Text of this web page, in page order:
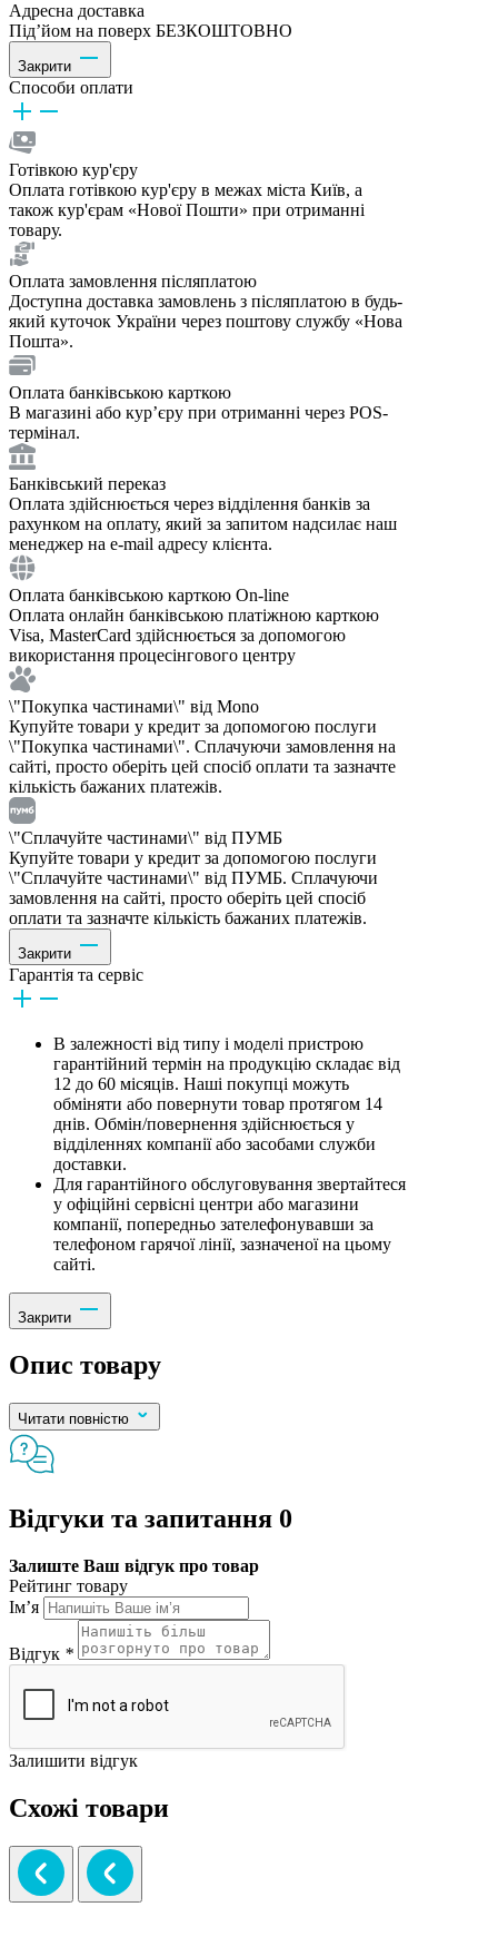
Адресна доставка
Під’йом на поверх БЕЗКОШТОВНО
Закрити
Способи оплати
Готівкою кур'єру
Оплата готівкою кур'єру в межах міста Київ, а
також кур'єрам «Нової Пошти» при отриманні
товару.
Оплата замовлення післяплатою
Доступна доставка замовлень з післяплатою в будь-
який куточок України через поштову службу «Нова
Пошта».
Оплата банківською карткою
В магазині або курʼєру при отриманні через POS-
термінал.
Банківський переказ
Оплата здійснюється через відділення банків за
рахунком на оплату, який за запитом надсилає наш
менеджер на e-mail адресу клієнта.
Оплата банківською карткою On-line
Оплата онлайн банківською платіжною карткою
Visa, MasterCard здійснюється за допомогою
використання процесінгового центру
\"Покупка частинами\" від Mono
Купуйте товари у кредит за допомогою послуги
\"Покупка частинами\". Сплачуючи замовлення на
сайті, просто оберіть цей спосіб оплати та зазначте
кількість бажаних платежів.
\"Сплачуйте частинами\" від ПУМБ
Купуйте товари у кредит за допомогою послуги
\"Сплачуйте частинами\" від ПУМБ. Сплачуючи
замовлення на сайті, просто оберіть цей спосіб
оплати та зазначте кількість бажаних платежів.
Закрити
Гарантія та сервіс
В залежності від типу і моделі пристрою
гарантійний термін на продукцію складає від
12 до 60 місяців. Наші покупці можуть
обміняти або повернути товар протягом 14
днів. Обмін/повернення здійснюється у
відділеннях компанії або засобами служби
доставки.
Для гарантійного обслуговування звертайтеся
у офіційні сервісні центри або магазини
компанії, попередньо зателефонувавши за
телефоном гарячої лінії, зазначеної на цьому
сайті.
Закрити
Опис товару
Читати повністю
Відгуки та запитання 0
Залиште Ваш відгук про товар
Рейтинг товару
Ім’я
Відгук *
Залишити відгук
Схожі товари